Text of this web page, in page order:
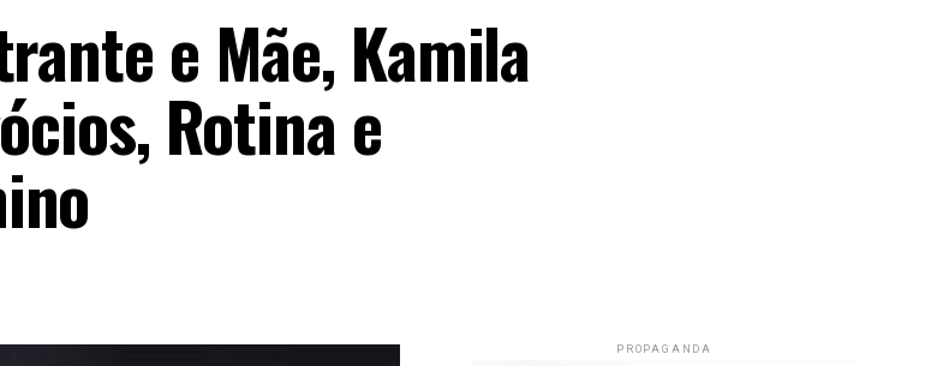
e Mãe, Kamila
Rotina e
PROPAGANDA